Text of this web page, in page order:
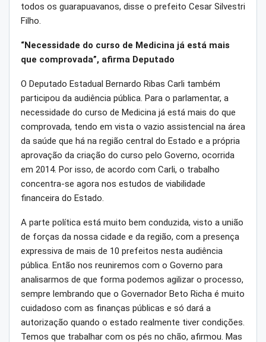
todos os guarapuavanos, disse o prefeito Cesar Silvestri
Filho.
“Necessidade do curso de Medicina já está mais
que comprovada”, afirma Deputado
O Deputado Estadual Bernardo Ribas Carli também
participou da audiência pública. Para o parlamentar, a
necessidade do curso de Medicina já está mais do que
comprovada, tendo em vista o vazio assistencial na área
da saúde que há na região central do Estado e a própria
aprovação da criação do curso pelo Governo, ocorrida
em 2014. Por isso, de acordo com Carli, o trabalho
concentra-se agora nos estudos de viabilidade
financeira do Estado.
A parte política está muito bem conduzida, visto a união
de forças da nossa cidade e da região, com a presença
expressiva de mais de 10 prefeitos nesta audiência
pública. Então nos reuniremos com o Governo para
analisarmos de que forma podemos agilizar o processo,
sempre lembrando que o Governador Beto Richa é muito
cuidadoso com as finanças públicas e só dará a
autorização quando o estado realmente tiver condições.
Temos que trabalhar com os pés no chão, afirmou. Mas